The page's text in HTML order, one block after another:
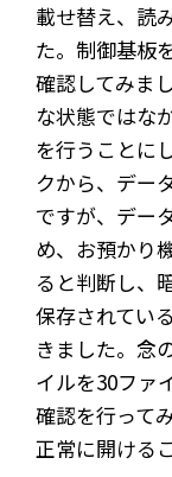
載せ替え、読
た。制御基板
確認してみま
な状態ではな
を行うことに
クから、デー
ですが、デー
め、お預かり
ると判断し、
保存されてい
きました。念
イルを30ファ
確認を行って
正常に開ける